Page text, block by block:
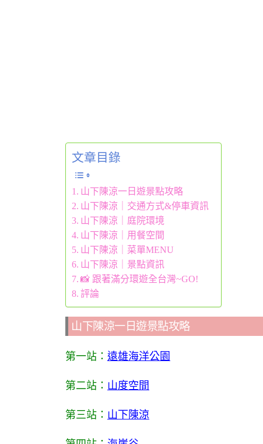
文章目錄
山下陳涼一日遊景點攻略
山下陳涼｜交通方式&停車資訊
山下陳涼｜庭院環境
山下陳涼｜用餐空間
山下陳涼｜菜單MENU
山下陳涼｜景點資訊
📸 跟著滿分環遊全台灣~GO!
評論
山下陳涼一日遊景點攻略
第一站： 遠雄海洋公園
第二站： 山度空間
第三站： 山下陳涼